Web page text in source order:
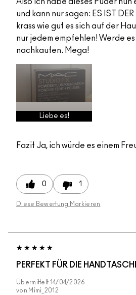
und kann nur sagen: ES IST
krass wie gut es sich auf der
nur jedem empfehlen! Werde
nachkaufen. Mega!
Liebe es!
Fazit Ja, ich würde es einem
0 1
Diese Bewertung Markieren
PERFEKT FÜR DIE
Übermittelt 14/04/2026
von Mimi_2012